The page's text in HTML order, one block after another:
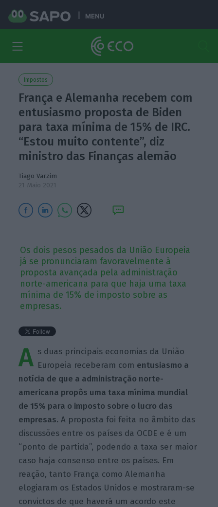
MENU
Impostos
França e Alemanha recebem com
entusiasmo proposta de Biden
para taxa mínima de 15% de IRC.
“Estou muito contente”, diz
ministro das Finanças alemão
Tiago Varzim
21 Maio 2021
Os dois pesos pesados da União Europeia
já se pronunciaram favoravelmente à
proposta avançada pela administração
norte-americana para que haja uma taxa
mínima de 15% de imposto sobre as
empresas.
A s duas principais economias da União
Europeia receberam com entusiasmo a
notícia de que a administração norte-
americana propôs uma taxa mínima mundial
de 15% para o imposto sobre o lucro das
empresas. A proposta foi feita no âmbito das
discussões entre os países da OCDE e é um
“ponto de partida”, podendo a taxa ser maior
caso haja consenso entre os países. Em
reação, tanto França como Alemanha
elogiaram os Estados Unidos e mostraram-se
convictos de que haverá um acordo este